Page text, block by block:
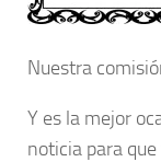
Nuestra
Y es la mejor
noticia para